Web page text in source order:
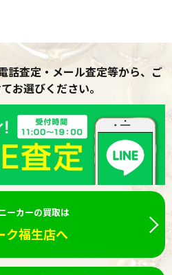
話査定・メール査定等から、ご
お選びください。
ーカーの買取は
ク福生店へ